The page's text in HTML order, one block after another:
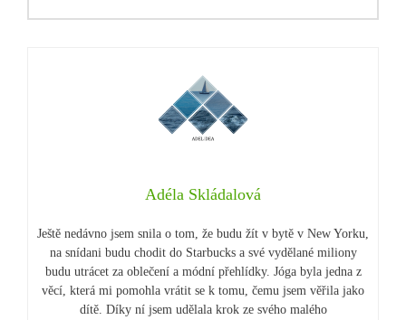
Adéla Skládalová
Ještě nedávno jsem snila o tom, že budu žít v bytě v New Yorku,
na snídani budu chodit do Starbucks a své vydělané miliony
budu utrácet za oblečení a módní přehlídky. Jóga byla jedna z
věcí, která mi pomohla vrátit se k tomu, čemu jsem věřila jako
dítě. Díky ní jsem udělala krok ze svého malého